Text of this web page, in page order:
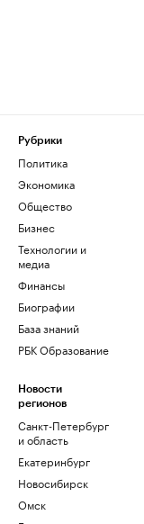
Рубрики
Политика
Экономика
Общество
Бизнес
Технологии и
медиа
Финансы
Биографии
База знаний
РБК Образование
Новости
регионов
Санкт-Петербург
и область
Екатеринбург
Новосибирск
Омск